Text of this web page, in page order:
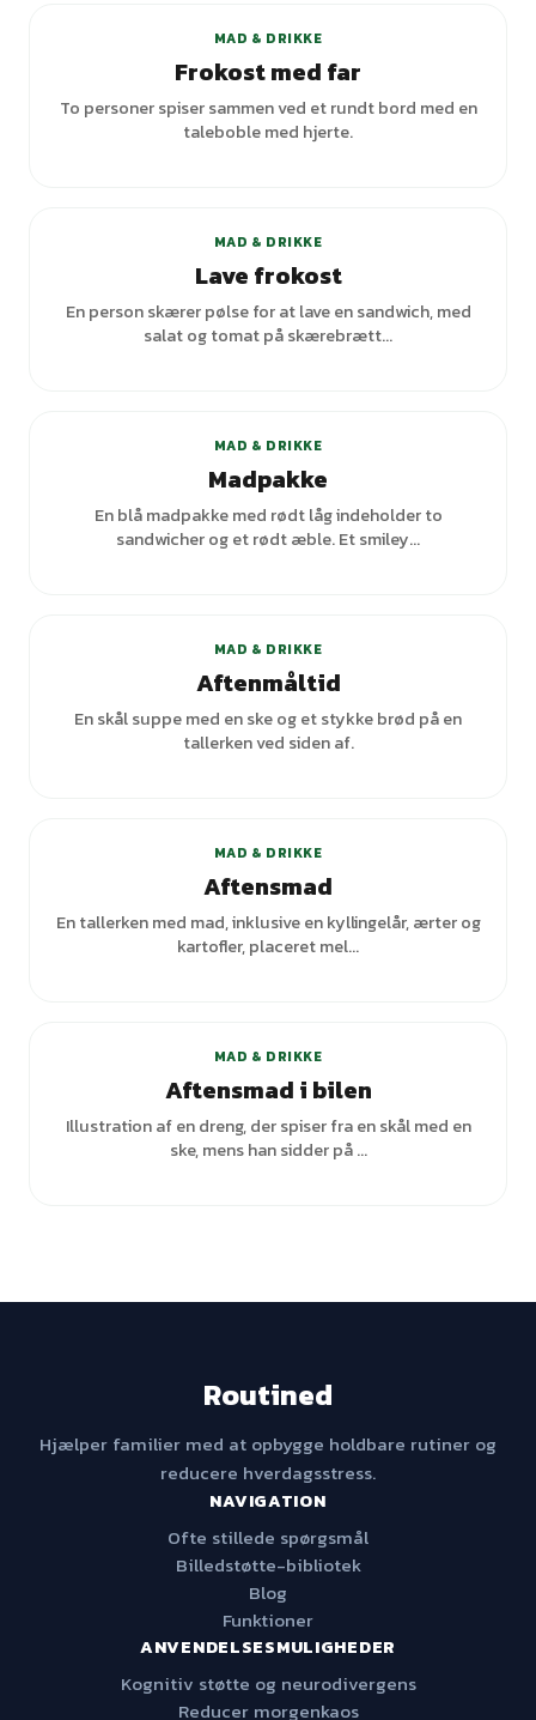
MAD & DRIKKE
Frokost med far
To personer spiser sammen ved et rundt bord med en
taleboble med hjerte.
MAD & DRIKKE
Lave frokost
En person skærer pølse for at lave en sandwich, med
salat og tomat på skærebrætt...
MAD & DRIKKE
Madpakke
En blå madpakke med rødt låg indeholder to
sandwicher og et rødt æble. Et smiley...
MAD & DRIKKE
Aftenmåltid
En skål suppe med en ske og et stykke brød på en
tallerken ved siden af.
MAD & DRIKKE
Aftensmad
En tallerken med mad, inklusive en kyllingelår, ærter og
kartofler, placeret mel...
MAD & DRIKKE
Aftensmad i bilen
Illustration af en dreng, der spiser fra en skål med en
ske, mens han sidder på ...
Routined
Hjælper familier med at opbygge holdbare rutiner og
reducere hverdagsstress.
NAVIGATION
Ofte stillede spørgsmål
Billedstøtte-bibliotek
Blog
Funktioner
ANVENDELSESMULIGHEDER
Kognitiv støtte og neurodivergens
Reducer morgenkaos